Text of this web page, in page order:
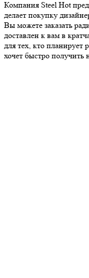
Компания Steel Hot
делает покупку
Вы можете заказать
доставлен к вам в
для тех, кто планирует
хочет быстро получить